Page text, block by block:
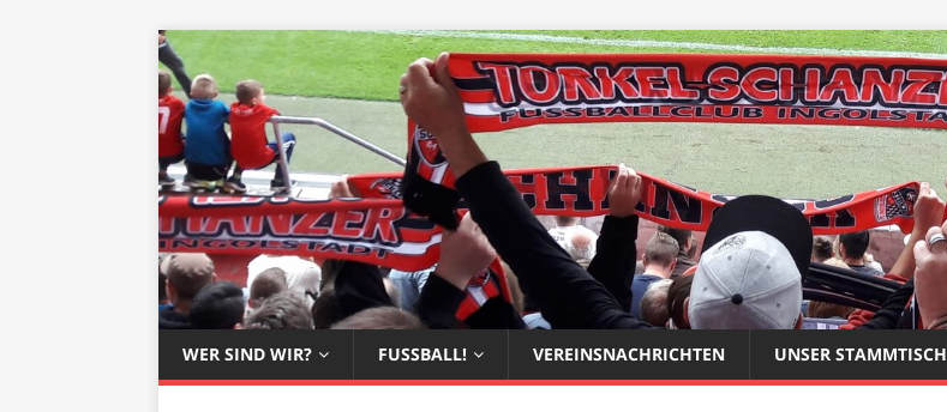
WER SIND WIR? FUSSBALL! VEREINSNACHRICHTEN UNSER STAMMTISCH